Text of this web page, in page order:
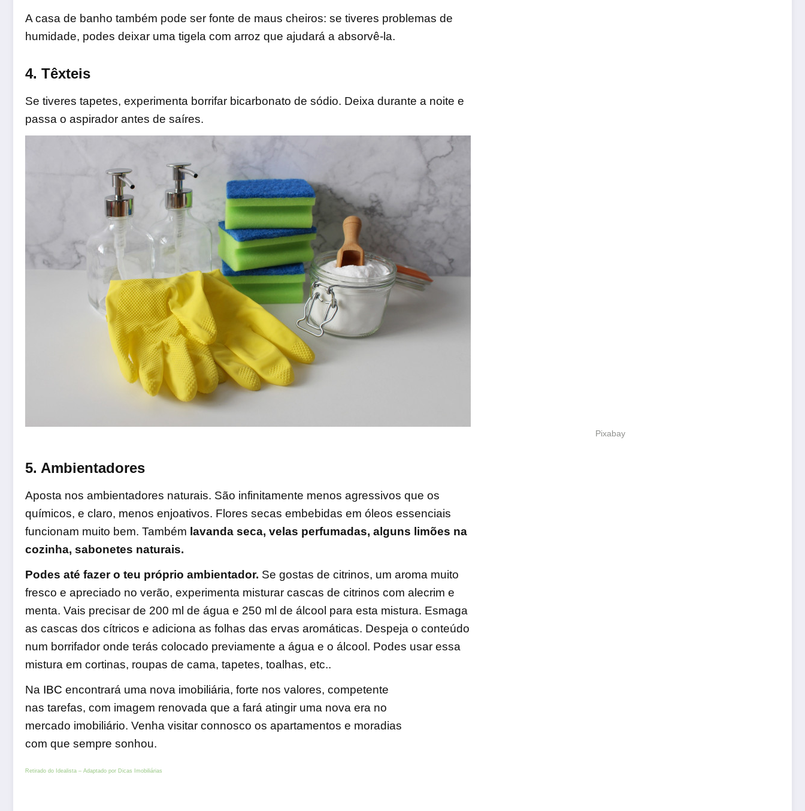
A casa de banho também pode ser fonte de maus cheiros: se tiveres problemas de
humidade, podes deixar uma tigela com arroz que ajudará a absorvê-la.
4. Têxteis
Se tiveres tapetes, experimenta borrifar bicarbonato de sódio. Deixa durante a noite e
passa o aspirador antes de saíres.
Pixabay
5. Ambientadores
Aposta nos ambientadores naturais. São infinitamente menos agressivos que os
químicos, e claro, menos enjoativos. Flores secas embebidas em óleos essenciais
funcionam muito bem. Também lavanda seca, velas perfumadas, alguns limões na
cozinha, sabonetes naturais.
Podes até fazer o teu próprio ambientador. Se gostas de citrinos, um aroma muito
fresco e apreciado no verão, experimenta misturar cascas de citrinos com alecrim e
menta. Vais precisar de 200 ml de água e 250 ml de álcool para esta mistura. Esmaga
as cascas dos cítricos e adiciona as folhas das ervas aromáticas. Despeja o conteúdo
num borrifador onde terás colocado previamente a água e o álcool. Podes usar essa
mistura em cortinas, roupas de cama, tapetes, toalhas, etc..
Na IBC encontrará uma nova imobiliária, forte nos valores, competente
nas tarefas, com imagem renovada que a fará atingir uma nova era no
mercado imobiliário. Venha visitar connosco os apartamentos e moradias
com que sempre sonhou.
Retirado do Idealista – Adaptado por Dicas Imobiliárias